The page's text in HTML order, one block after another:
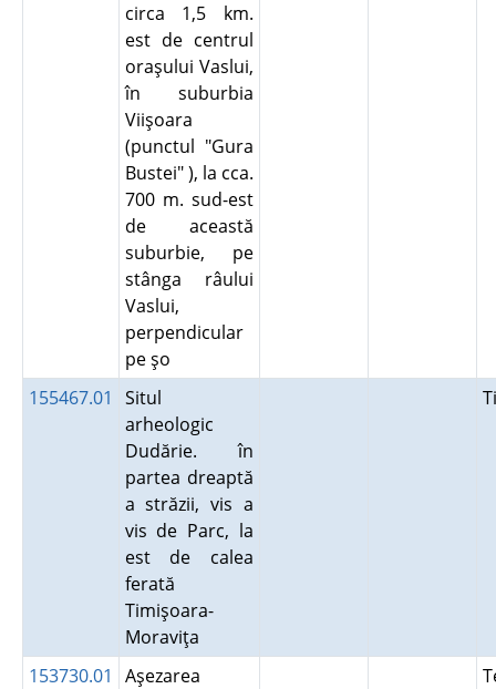
circa 1,5 km.
est de centrul
oraşului Vaslui,
în suburbia
Viişoara
(punctul "Gura
Bustei" ), la cca.
700 m. sud-est
de această
suburbie, pe
stânga râului
Vaslui,
perpendicular
pe şo
155467.01
Situl
arheologic
Dudărie. în
partea dreaptă
a străzii, vis a
vis de Parc, la
est de calea
ferată
Timişoara-
Moraviţa
153730.01
Aşezarea